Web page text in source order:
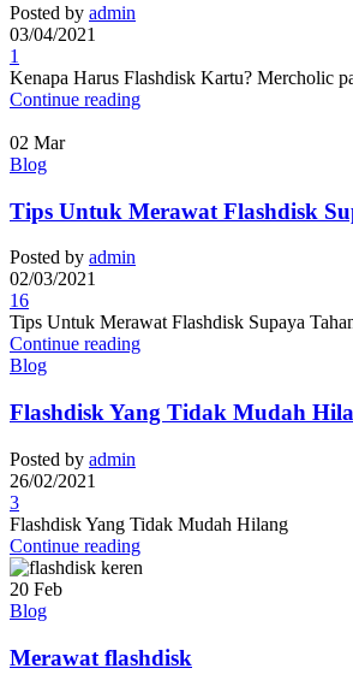
Posted by admin
03/04/2021
1
Kenapa Harus Flashdisk Kartu? Mercholic
Continue reading
02 Mar
Blog
Tips Untuk Merawat Flashdisk
Posted by admin
02/03/2021
16
Tips Untuk Merawat Flashdisk Supaya
Continue reading
Blog
Flashdisk Yang Tidak Mudah
Posted by admin
26/02/2021
3
Flashdisk Yang Tidak Mudah Hilang
Continue reading
20 Feb
Blog
Merawat flashdisk